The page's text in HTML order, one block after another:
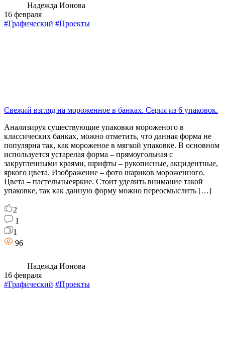
Надежда Ионова
16 февраля
#Графический #Проекты
Свежий взгляд на мороженное в банках. Серия из 6 упаковок.
Анализируя существующие упаковки мороженого в
классических банках, можно отметить, что данная форма не
популярна так, как мороженое в мягкой упаковке. В основном
используется устарелая форма – прямоугольная с
закругленными краями, шрифты – рукописные, акцидентные,
яркого цвета. Изображение – фото шариков мороженного.
Цвета – пастельныеяркие. Стоит уделить внимание такой
упаковке, так как данную форму можно переосмыслить […]
2
1
1
96
Надежда Ионова
16 февраля
#Графический #Проекты